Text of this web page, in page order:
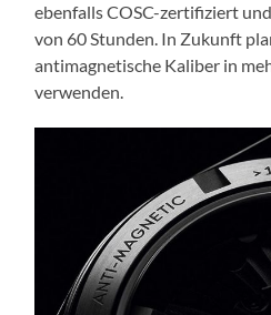
ebenfalls COSC-zertifiziert
von 60 Stunden. In Zukunft
antimagnetische Kaliber in
verwenden.